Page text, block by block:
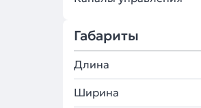
Габариты
Длина
Ширина